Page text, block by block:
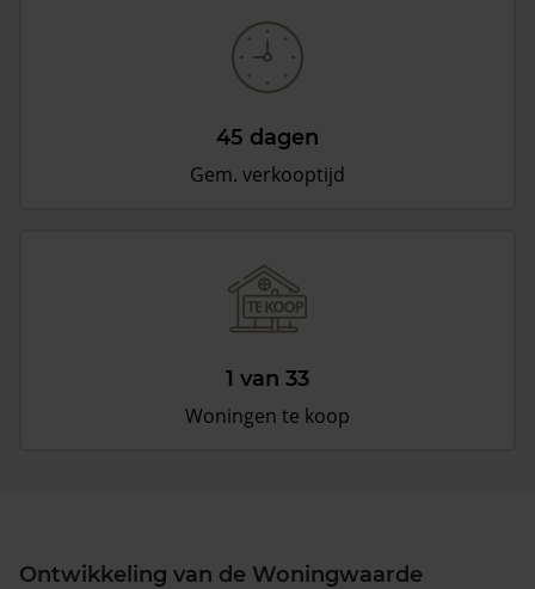
45 dagen
Gem. verkooptijd
1 van 33
Woningen te koop
Ontwikkeling van de Woningwaarde